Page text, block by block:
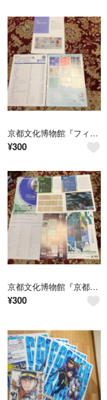
京都文化博物館『フィンレイソン展』パンフレット&収集目録、他
¥300
京都文化博物館『京都工芸美術作家協会展』パンフレット＆収集目録他
¥300